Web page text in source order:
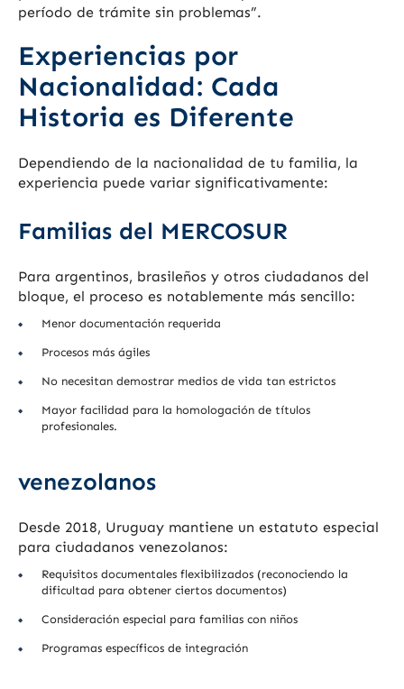
período de trámite sin problemas”.
Experiencias por
Nacionalidad: Cada
Historia es Diferente
Dependiendo de la nacionalidad de tu familia, la
experiencia puede variar significativamente:
Familias del MERCOSUR
Para argentinos, brasileños y otros ciudadanos del
bloque, el proceso es notablemente más sencillo:
Menor documentación requerida
Procesos más ágiles
No necesitan demostrar medios de vida tan estrictos
Mayor facilidad para la homologación de títulos
profesionales.
venezolanos
Desde 2018, Uruguay mantiene un estatuto especial
para ciudadanos venezolanos:
Requisitos documentales flexibilizados (reconociendo la
dificultad para obtener ciertos documentos)
Consideración especial para familias con niños
Programas específicos de integración